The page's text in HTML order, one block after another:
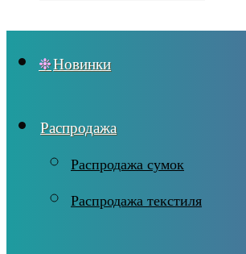
Новинки
Распродажа
Распродажа сумок
Распродажа текстиля